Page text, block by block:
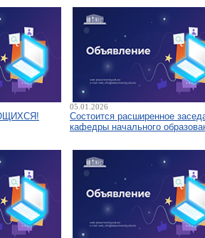
05.01.2026
Состоится расширенное
кафедры начального